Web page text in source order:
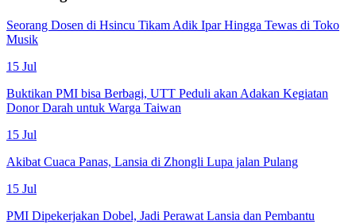
Seorang Dosen di Hsincu Tikam Adik Ipar Hingga Tewas di Toko
Musik
15 Jul
Buktikan PMI bisa Berbagi, UTT Peduli akan Adakan Kegiatan
Donor Darah untuk Warga Taiwan
15 Jul
Akibat Cuaca Panas, Lansia di Zhongli Lupa jalan Pulang
15 Jul
PMI Dipekerjakan Dobel, Jadi Perawat Lansia dan Pembantu